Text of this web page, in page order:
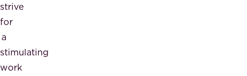
strive
for
a
stimulating
work